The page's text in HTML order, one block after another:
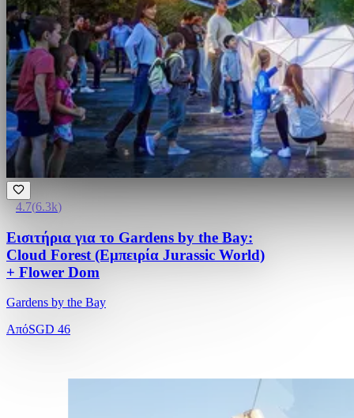
4.7(6.3k)
Εισιτήρια για το Gardens by the Bay:
Cloud Forest (Εμπειρία Jurassic World)
+ Flower Dom
Gardens by the Bay
ΑπόSGD 46